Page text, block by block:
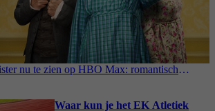
nu te zien op HBO Max: romantisch
Waar kun je het EK Atletiek